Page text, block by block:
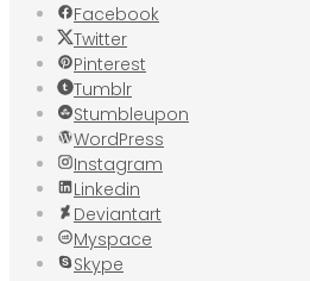
Facebook
Twitter
Pinterest
Tumblr
Stumbleupon
WordPress
Instagram
Linkedin
Deviantart
Myspace
Skype